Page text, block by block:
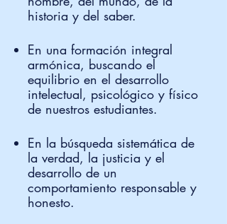
historia y del saber.
En una formación integral
armónica, buscando el
equilibrio en el desarrollo
intelectual, psicológico y físico
de nuestros estudiantes.
En la búsqueda sistemática de
la verdad, la justicia y el
desarrollo de un
comportamiento responsable y
honesto.